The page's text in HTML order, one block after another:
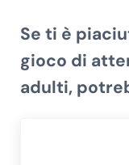
Se ti è
gioco di
adulti,